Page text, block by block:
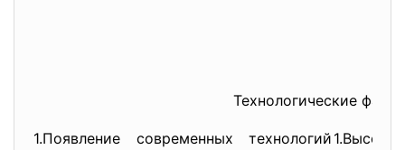
Технологические
1.Появление современных технологий